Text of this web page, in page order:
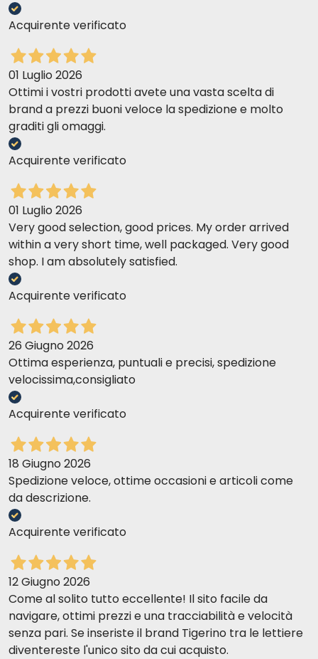
P09 PALAMITA Y SURIMI
P10 ATÚN Y PESCADO BLANCO PEQUEÑO
P11 DORADA Y LENGUADO
Acquirente verificato
01 Luglio 2026
Ottimi i vostri prodotti avete una vasta scelta di
brand a prezzi buoni veloce la spedizione e molto
graditi gli omaggi.
Acquirente verificato
01 Luglio 2026
Very good selection, good prices. My order arrived
within a very short time, well packaged. Very good
shop. I am absolutely satisfied.
Acquirente verificato
26 Giugno 2026
Ottima esperienza, puntuali e precisi, spedizione
velocissima,consigliato
Acquirente verificato
18 Giugno 2026
Spedizione veloce, ottime occasioni e articoli come
da descrizione.
Acquirente verificato
12 Giugno 2026
Come al solito tutto eccellente! Il sito facile da
navigare, ottimi prezzi e una tracciabilità e velocità
senza pari. Se inseriste il brand Tigerino tra le lettiere
diventereste l'unico sito da cui acquisto.